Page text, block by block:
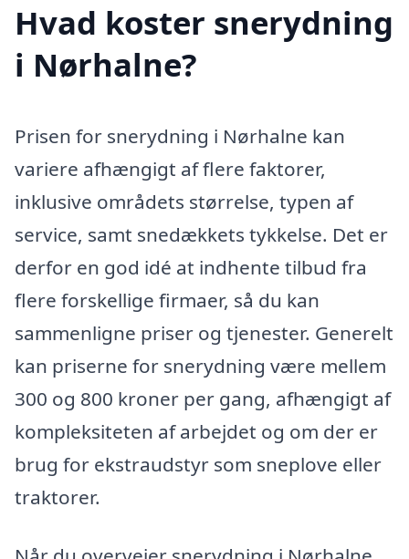
Hvad koster snerydning
i Nørhalne?
Prisen for snerydning i Nørhalne kan
variere afhængigt af flere faktorer,
inklusive områdets størrelse, typen af
service, samt snedækkets tykkelse. Det er
derfor en god idé at indhente tilbud fra
flere forskellige firmaer, så du kan
sammenligne priser og tjenester. Generelt
kan priserne for snerydning være mellem
300 og 800 kroner per gang, afhængigt af
kompleksiteten af arbejdet og om der er
brug for ekstraudstyr som sneplove eller
traktorer.